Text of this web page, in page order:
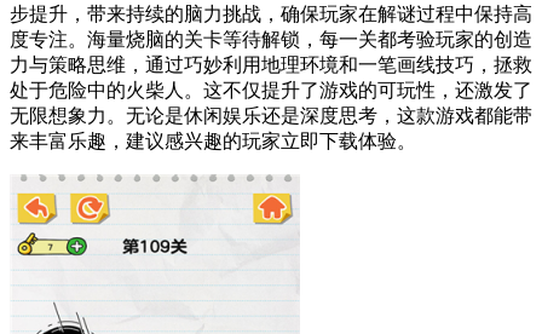
步提升，带来持续的脑力挑战，确保玩家在解谜过程中保持高
度专注。海量烧脑的关卡等待解锁，每一关都考验玩家的创造
力与策略思维，通过巧妙利用地理环境和一笔画线技巧，拯救
处于危险中的火柴人。这不仅提升了游戏的可玩性，还激发了
无限想象力。无论是休闲娱乐还是深度思考，这款游戏都能带
来丰富乐趣，建议感兴趣的玩家立即下载体验。